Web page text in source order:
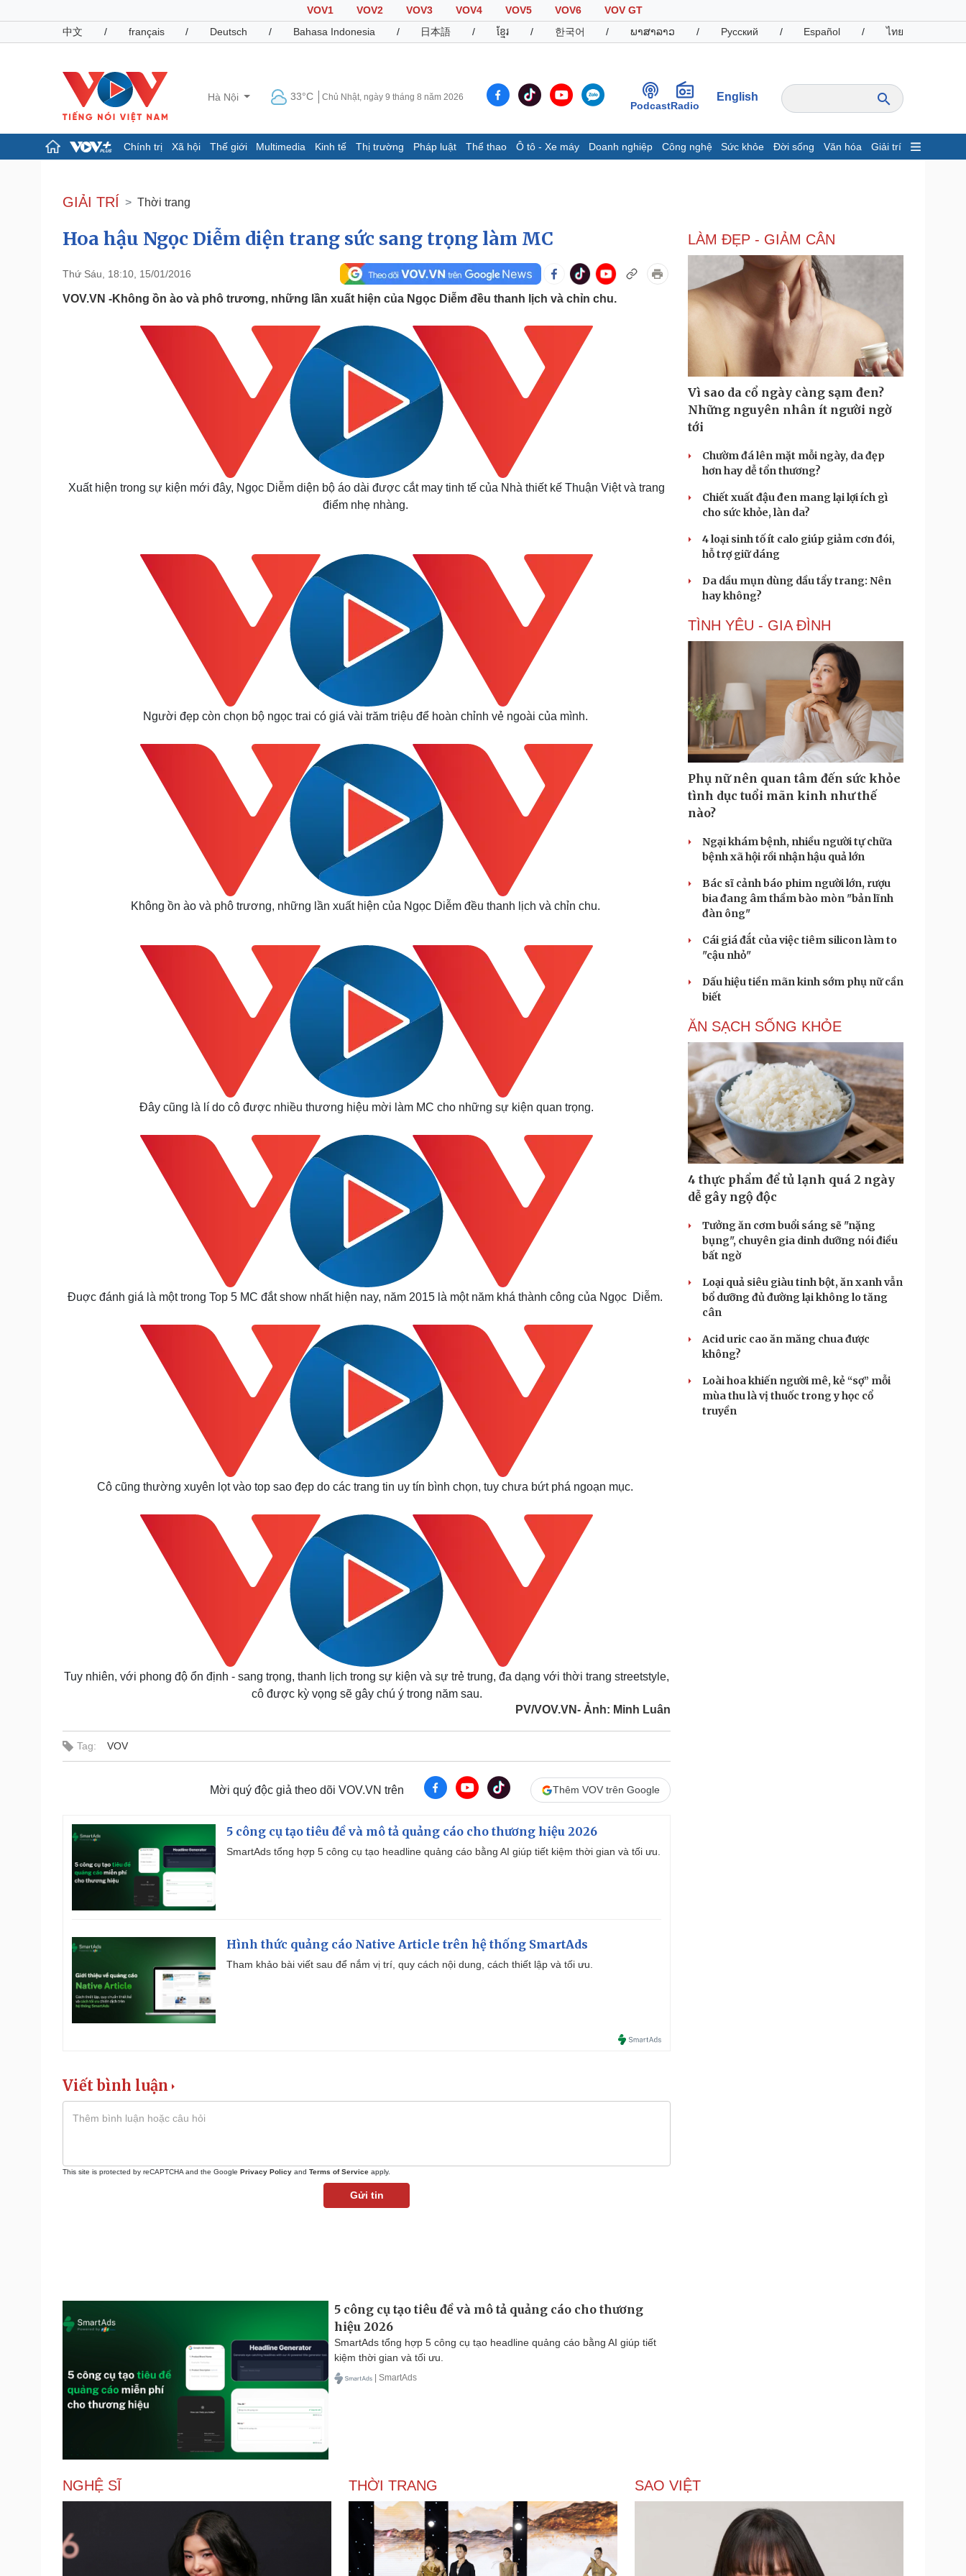
VOV1 VOV2 VOV3 VOV4 VOV5 VOV6
VOV GT
中文
/ français / Deutsch / Bahasa Indonesia / 日本語 / ខ្មែរ / 한국어 / ພາສາລາວ / Русский / Español / ไทย
Hà Nội 33°C Chủ Nhật, ngày 9 tháng 8 năm 2026
PodcastRadio
English
Chính trị Xã hội Thế giới Multimedia Kinh tế Thị trường Pháp luật Thể thao Ô tô - Xe máy Doanh nghiệp Công nghệ Sức khỏe Đời sống Văn hóa Giải trí
Đảng
Tổ chức nhân sự
Nhận diện sự thật
Giáo dục
Dấu ấn VOV
Infographic
Chứng khoán
Giá cà phê
Pháp luật
Quân sự - Quốc phòng
Việt Nam
Phân tích
Thể thao
Lịch thi đấu bóng đá
Thế giới thể thao
Hậu trường
Ô tô - Xe máy
Xe máy
Doanh nghiệp
Thông tin doanh nghiệp
Doanh nghiệp 24h
Vì cộng đồng
Công nghệ
Sành điệu
Tin Công nghệ
Trải nghiệm
Chuyển đổi số
Làm đẹp - giảm cân
Đời sống
Tình yêu - Gia đình
Sân khấu - Điện ảnh
Văn học
Giải trí
Thời trang
Sao Việt
Podcast
Câu chuyện thời sự
Cửa sổ tình yêu
Kể chuyện cho bé
Hạt giống tâm hồn
GIẢI TRÍ Thời trang
Hoa hậu Ngọc Diễm diện trang sức sang trọng làm MC
Thứ Sáu, 18:10, 15/01/2016
VOV.VN -Không ồn ào và phô trương, những lần xuất hiện của Ngọc Diễm đều thanh lịch và chỉn chu.
Xuất hiện trong sự kiện mới đây, Ngọc Diễm diện bộ áo dài được cắt may tinh tế của Nhà thiết kế Thuận Việt và trang
điểm nhẹ nhàng.
Người đẹp còn chọn bộ ngọc trai có giá vài trăm triệu để hoàn chỉnh vẻ ngoài của mình.
Không ồn ào và phô trương, những lần xuất hiện của Ngọc Diễm đều thanh lịch và chỉn chu.
Đây cũng là lí do cô được nhiều thương hiệu mời làm MC cho những sự kiện quan trọng.
Đuợc đánh giá là một trong Top 5 MC đắt show nhất hiện nay, năm 2015 là một năm khá thành công của Ngọc Diễm.
Cô cũng thường xuyên lọt vào top sao đẹp do các trang tin uy tín bình chọn, tuy chưa bứt phá ngoạn mục.
Tuy nhiên, với phong độ ổn định - sang trọng, thanh lịch trong sự kiện và sự trẻ trung, đa dạng với thời trang streetstyle,
cô được kỳ vọng sẽ gây chú ý trong năm sau.
PV/VOV.VN- Ảnh: Minh Luân
Tag: VOV
Mời quý độc giả theo dõi VOV.VN trên Thêm VOV trên Google
5 công cụ tạo tiêu đề và mô tả quảng cáo cho thương hiệu 2026
SmartAds tổng hợp 5 công cụ tạo headline quảng cáo bằng AI giúp tiết kiệm thời gian và tối ưu.
Hình thức quảng cáo Native Article trên hệ thống SmartAds
Tham khảo bài viết sau để nắm vị trí, quy cách nội dung, cách thiết lập và tối ưu.
Viết bình luận
This site is protected by reCAPTCHA and the Google Privacy Policy and Terms of Service apply.
Gửi tin
5 công cụ tạo tiêu đề và mô tả quảng cáo cho thương
hiệu 2026
SmartAds tổng hợp 5 công cụ tạo headline quảng cáo bằng AI giúp tiết
kiệm thời gian và tối ưu.
| SmartAds
LÀM ĐẸP - GIẢM CÂN
Vì sao da cổ ngày càng sạm đen?
Những nguyên nhân ít người ngờ
tới
Chườm đá lên mặt mỗi ngày, da đẹp
hơn hay dễ tổn thương?
Chiết xuất đậu đen mang lại lợi ích gì
cho sức khỏe, làn da?
4 loại sinh tố ít calo giúp giảm cơn đói,
hỗ trợ giữ dáng
Da dầu mụn dùng dầu tẩy trang: Nên
hay không?
TÌNH YÊU - GIA ĐÌNH
Phụ nữ nên quan tâm đến sức khỏe
tình dục tuổi mãn kinh như thế
nào?
Ngại khám bệnh, nhiều người tự chữa
bệnh xã hội rồi nhận hậu quả lớn
Bác sĩ cảnh báo phim người lớn, rượu
bia đang âm thầm bào mòn "bản lĩnh
đàn ông"
Cái giá đắt của việc tiêm silicon làm to
"cậu nhỏ"
Dấu hiệu tiền mãn kinh sớm phụ nữ cần
biết
ĂN SẠCH SỐNG KHỎE
4 thực phẩm để tủ lạnh quá 2 ngày
dễ gây ngộ độc
Tưởng ăn cơm buổi sáng sẽ "nặng
bụng", chuyên gia dinh dưỡng nói điều
bất ngờ
Loại quả siêu giàu tinh bột, ăn xanh vẫn
bổ dưỡng đủ đường lại không lo tăng
cân
Acid uric cao ăn măng chua được
không?
Loài hoa khiến người mê, kẻ “sợ” mỗi
mùa thu là vị thuốc trong y học cổ
truyền
NGHỆ SĨ THỜI TRANG SAO VIỆT